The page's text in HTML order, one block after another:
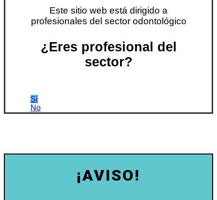
Este sitio web está dirigido a
profesionales del sector odontológico
¿Eres profesional del
sector?
Sí
No
¡AVISO!